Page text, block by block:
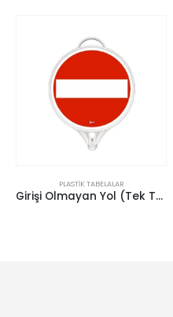
PLASTIK TABELALAR
Girişi Olmayan Yol (Tek Taraflı)